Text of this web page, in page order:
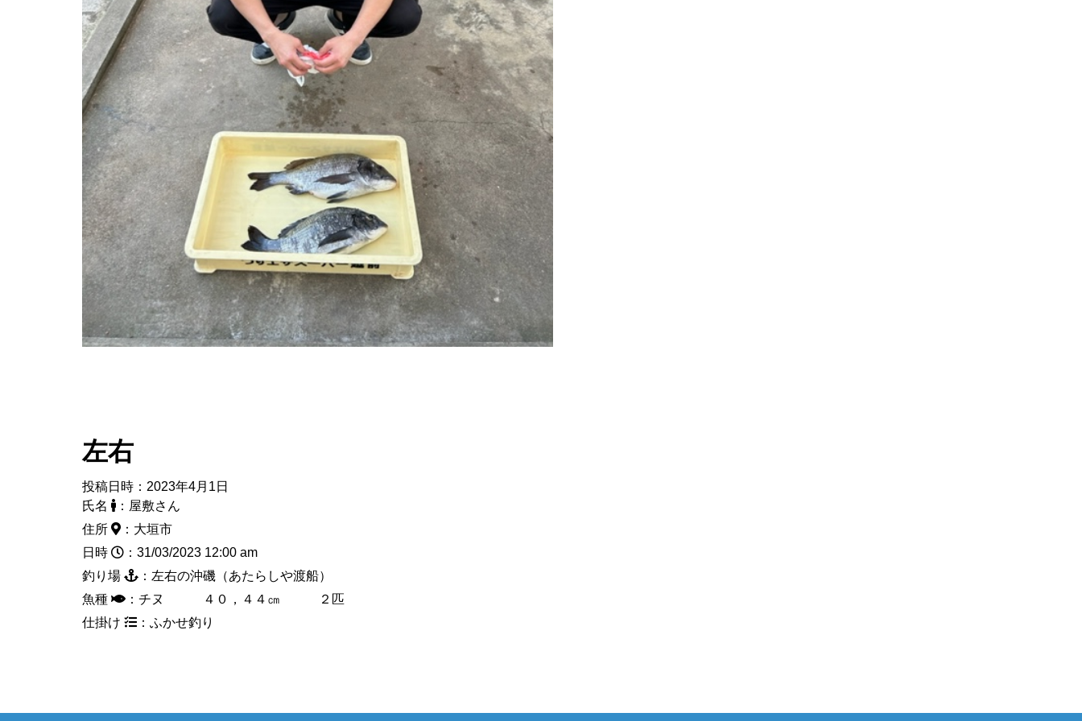
左右
投稿日時：2023年4月1日
氏名
：屋敷さん
住所
：大垣市
日時
：31/03/2023 12:00 am
釣り場
：左右の沖磯（あたらしや渡船）
魚種
：チヌ ４０，４４㎝ ２匹
仕掛け
：ふかせ釣り